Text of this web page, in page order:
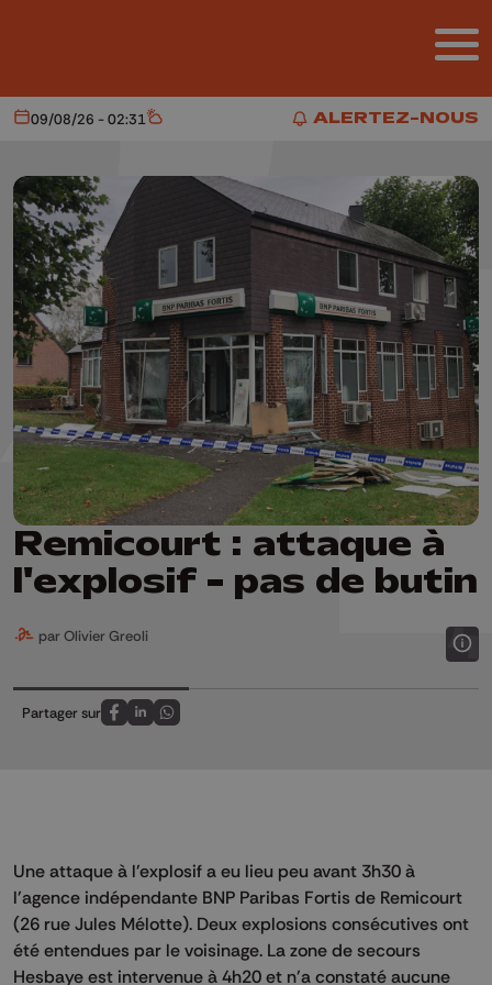
ALERTEZ-NOUS
ALERTEZ-NOUS
Aujourd'hui
09/08/26 - 02:31 Météo
Remicourt : attaque à
l'explosif - pas de butin
par Olivier Greoli
Partager sur
Partagez sur FaceBook
Partagez sur LinkedIn
Partagez sur Whatsapp
Une attaque à l'explosif a eu lieu peu avant 3h30 à
l'agence indépendante BNP Paribas Fortis de Remicourt
(26 rue Jules Mélotte). Deux explosions consécutives ont
été entendues par le voisinage. La zone de secours
Hesbaye est intervenue à 4h20 et n'a constaté aucune